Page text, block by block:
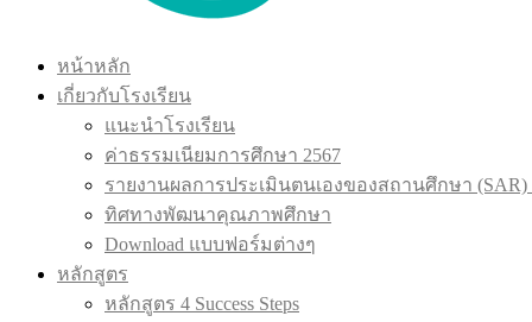
หน้าหลัก
เกี่ยวกับโรงเรียน
แนะนำโรงเรียน
ค่าธรรมเนียมการศึกษา 2567
รายงานผลการประเมินตนเองของสถานศึกษา (SAR)
ทิศทางพัฒนาคุณภาพศึกษา
Download แบบฟอร์มต่างๆ
หลักสูตร
หลักสูตร 4 Success Steps